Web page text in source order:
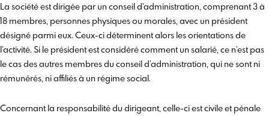
La société est dirigée par un conseil d’administration, comprenant 3 à
18 membres, personnes physiques ou morales, avec un président
désigné parmi eux. Ceux-ci déterminent alors les orientations de
l’activité. Si le président est considéré comment un salarié, ce n’est pas
le cas des autres membres du conseil d’administration, qui ne sont ni
rémunérés, ni affiliés à un régime social.
Concernant la responsabilité du dirigeant, celle-ci est civile et pénale